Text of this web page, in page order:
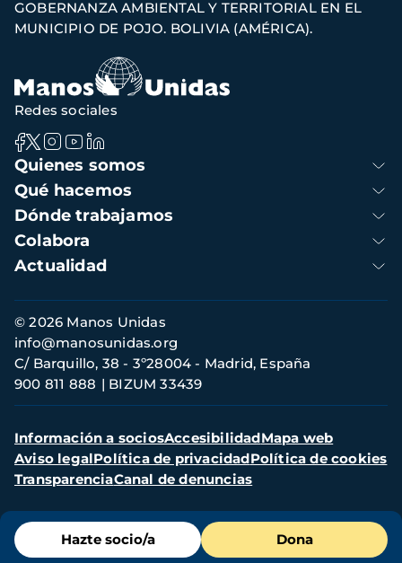
navegación
GOBERNANZA AMBIENTAL Y TERRITORIAL EN EL
MUNICIPIO DE POJO. BOLIVIA (AMÉRICA).
Menú
de
Hazte socio/a Dona
Navegación
principal
Quienes somos
Qué hacemos
Dónde trabajamos
Colabora
Actualidad
Redes sociales
Información
de
contacto
© 2026 Manos Unidas
C/ Barquillo, 38 - 3º28004 - Madrid, España
900 811 888
BIZUM 33439
info@manosunidas.org
Menú
secundario
Información a sociosAccesibilidadMapa web
Aviso legalPolítica de privacidadPolítica de cookies
TransparenciaCanal de denuncias